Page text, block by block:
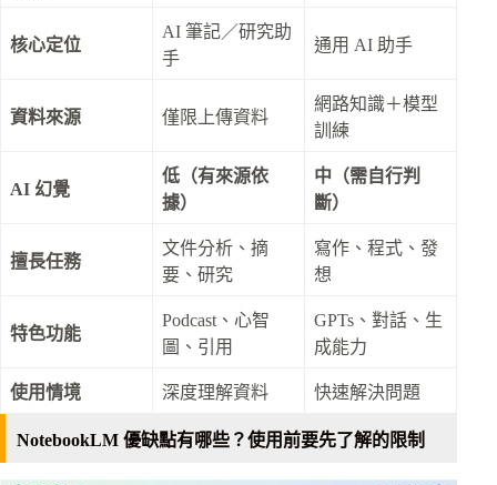
核心定位
AI 筆記／研究助
手
通用 AI 助手
資料來源 僅限上傳資料
網路知識＋模型
訓練
AI 幻覺
低（有來源依
據）
中（需自行判
斷）
擅長任務
文件分析、摘
要、研究
寫作、程式、發
想
特色功能
Podcast、心智
圖、引用
GPTs、對話、生
成能力
使用情境 深度理解資料 快速解決問題
NotebookLM 優缺點有哪些？使用前要先了解的限制